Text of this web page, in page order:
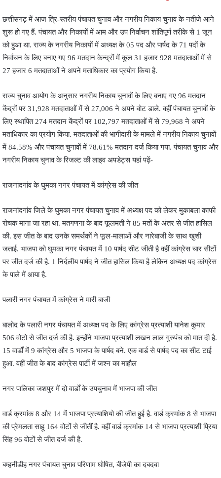
छत्तीसगढ़ में आज त्रि-स्तरीय पंचायत चुनाव और नगरीय निकाय चुनाव के नतीजे आने
शुरू हो गए हैं. पंचायत और निकायों में आम और उप निर्वाचन शांतिपूर्ण तरीके से 1 जून
को हुआ था. राज्य के नगरीय निकायों में अध्यक्ष के 05 पद और पार्षद के 71 पदों के
निर्वाचन के लिए बनाए गए 96 मतदान केन्द्रों में कुल 31 हजार 928 मतदाताओं में से
27 हजार 6 मतदाताओं ने अपने मताधिकार का प्रयोग किया है.
राज्य चुनाव आयोग के अनुसार नगरीय निकाय चुनावों के लिए बनाए गए 96 मतदान
केंद्रों पर 31,928 मतदाताओं में से 27,006 ने अपने वोट डाले. वहीं पंचायत चुनावों के
लिए स्थापित 274 मतदान केंद्रों पर 102,797 मतदाताओं में से 79,968 ने अपने
मताधिकार का प्रयोग किया. मतदाताओं की भागीदारी के मामले में नगरीय निकाय चुनावों
में 84.58% और पंचायत चुनावों में 78.61% मतदान दर्ज किया गया. पंचायत चुनाव और
नगरीय निकाय चुनाव के रिजल्ट की लाइव अपडेट्स यहां पढ़ें-
राजनांदगांव के घुमका नगर पंचायत में कांग्रेस की जीत
राजनांदगांव जिले के घुमका नगर पंचायत चुनाव में अध्यक्ष पद को लेकर मुकाबला काफी
रोचक माना जा रहा था. मतगणना के बाद फूलमती ने 85 मतों के अंतर से जीत हासिल
की. इस जीत के बाद उनके समर्थकों ने फूल-मालाओं और नारेबाजी के साथ खुशी
जताई. भाजपा को घुमका नगर पंचायत में 10 पार्षद सीट जीती है वहीं कांग्रेस चार सीटों
पर जीत दर्ज की है. 1 निर्दलीय पार्षद ने जीत हासिल किया है लेकिन अध्यक्ष पद कांग्रेस
के पाले में आया है.
पलारी नगर पंचायत में कांग्रेस ने मारी बाजी
बालोद के पलारी नगर पंचायत में अध्यक्ष पद के लिए कांग्रेस प्रत्याशी यानेश कुमार
506 वोटो से जीत दर्ज की है. इन्होंने भाजपा प्रत्याशी लखन लाल गुरुपंच को मात दी है.
15 वार्डों में 9 कांग्रेस और 5 भाजपा के पार्षद बने. एक वार्ड से पार्षद पद का सीट टाई
हुआ. वहीं जीत के बाद कांग्रेस पार्टी में जश्न का माहौल
नगर पालिका जशपुर में दो वार्डों के उपचुनाव में भाजपा की जीत
वार्ड क्रमांक 8 और 14 में भाजपा प्रत्याशियो की जीत हुई है. वार्ड क्रमांक 8 से भाजपा
की प्रेमलता साहू 164 वोटों से जीतीं है. वहीं वार्ड क्रमांक 14 से भाजपा प्रत्याशी प्रिया
सिंह 96 वोटों से जीत दर्ज की है.
बम्हनीडीह नगर पंचायत चुनाव परिणाम घोषित, बीजेपी का दबदबा